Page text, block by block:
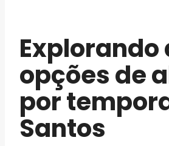
Explorando
opções de
por
Santos